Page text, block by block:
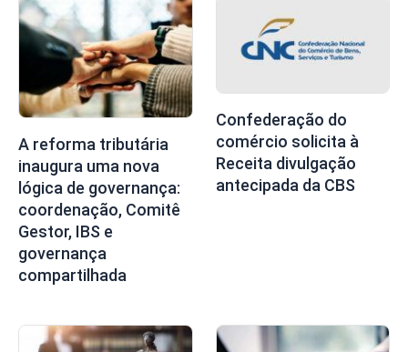
A reforma tributária
inaugura uma nova
lógica de governança:
coordenação, Comitê
Gestor, IBS e
governança
compartilhada
Confederação do
comércio solicita à
Receita divulgação
antecipada da CBS